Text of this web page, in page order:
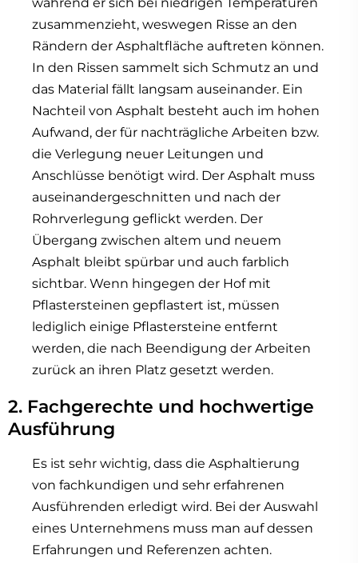
zusammenzieht, weswegen Risse an den
Rändern der Asphaltfläche auftreten können.
In den Rissen sammelt sich Schmutz an und
das Material fällt langsam auseinander. Ein
Nachteil von Asphalt besteht auch im hohen
Aufwand, der für nachträgliche Arbeiten bzw.
die Verlegung neuer Leitungen und
Anschlüsse benötigt wird. Der Asphalt muss
auseinandergeschnitten und nach der
Rohrverlegung geflickt werden. Der
Übergang zwischen altem und neuem
Asphalt bleibt spürbar und auch farblich
sichtbar. Wenn hingegen der Hof mit
Pflastersteinen gepflastert ist, müssen
lediglich einige Pflastersteine entfernt
werden, die nach Beendigung der Arbeiten
zurück an ihren Platz gesetzt werden.
2. Fachgerechte und hochwertige
Ausführung
Es ist sehr wichtig, dass die Asphaltierung
von fachkundigen und sehr erfahrenen
Ausführenden erledigt wird. Bei der Auswahl
eines Unternehmens muss man auf dessen
Erfahrungen und Referenzen achten.